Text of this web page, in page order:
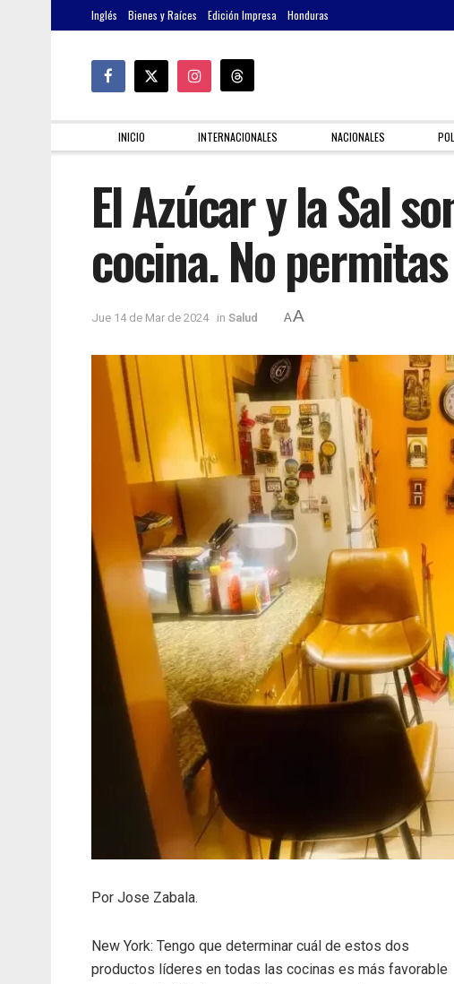
Inglés Bienes y Raíces Edición Impresa Honduras
INICIO INTERNACIONALES NACIONALES
El Azúcar y la Sal
cocina. No
Jue 14 de Mar de 2024 in Salud AA
Por Jose Zabala.
New York: Tengo que determinar cuál de estos dos
productos líderes en todas las cocinas es más favorable